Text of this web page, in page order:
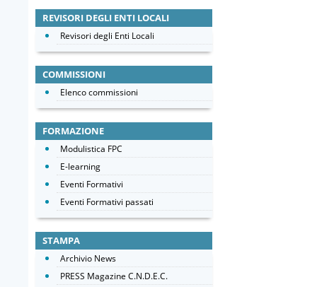
REVISORI DEGLI ENTI LOCALI
Revisori degli Enti Locali
COMMISSIONI
Elenco commissioni
FORMAZIONE
Modulistica FPC
E-learning
Eventi Formativi
Eventi Formativi passati
STAMPA
Archivio News
PRESS Magazine C.N.D.E.C.